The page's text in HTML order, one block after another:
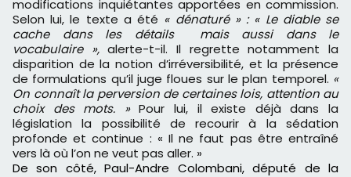
modifications inquiétantes apportées en commission.
Selon lui, le texte a été « dénaturé » : « Le diable se
cache dans les détails mais aussi dans le
vocabulaire »,alerte-t-il. Il regrette notamment la
disparition de la notion d’irréversibilité, et la présence
de formulations qu’il juge floues sur le plan temporel. «
On connaît la perversion de certaines lois, attention au
choix des mots. »Pour lui, il existe déjà dans la
législation la possibilité de recourir à la sédation
profonde et continue : « Il ne faut pas être entraîné
vers là où l’on ne veut pas aller. »
De son côté, Paul-Andre Colombani,député de la